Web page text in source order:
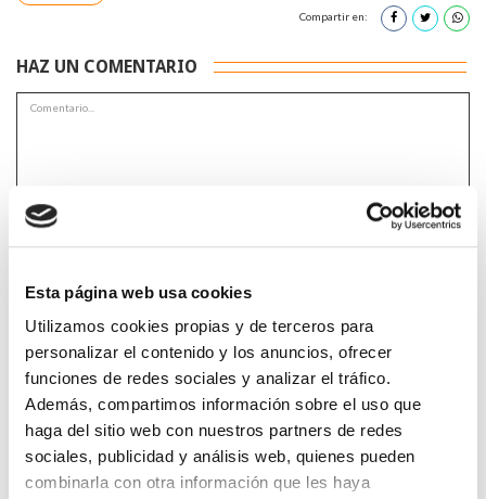
Esta página web usa cookies
Utilizamos cookies propias y de terceros para
personalizar el contenido y los anuncios, ofrecer
funciones de redes sociales y analizar el tráfico.
Además, compartimos información sobre el uso que
haga del sitio web con nuestros partners de redes
sociales, publicidad y análisis web, quienes pueden
combinarla con otra información que les haya
Compartir en:
HAZ UN COMENTARIO
*Campos obligatorios
He leido y acepto laPolítica de privacidad
DESTACADAS
SANIDAD CREA UN DIPLOMA OFICIAL PARA RECONOCER LA